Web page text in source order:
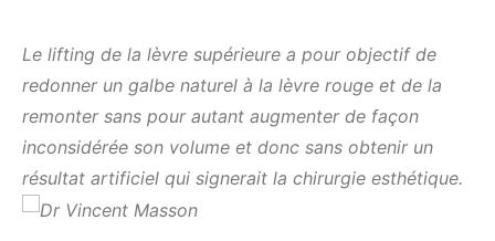
Le lifting de la lèvre supérieure a pour objectif de
redonner un galbe naturel à la lèvre rouge et de la
remonter sans pour autant augmenter de façon
inconsidérée son volume et donc sans obtenir un
résultat artificiel qui signerait la chirurgie esthétique.